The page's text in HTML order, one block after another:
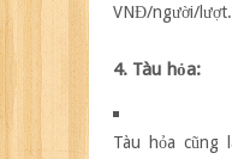
VNĐ/người/lượt.
4. Tàu hỏa:
Tàu hỏa cũng